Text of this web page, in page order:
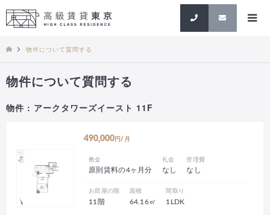
検索
物件について質問する
物件について質問する
物件 : アークタワーズイースト 11F
490,000 円/月
敷金
原則賃料の4ヶ月分
礼金
なし
管理費
なし
お部屋の階
11階
面積
64.16㎡
間取り
1LDK